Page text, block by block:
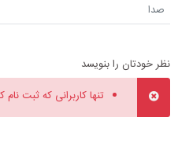
صدا
نظر خودتان را بنویسد
تنها کاربرانی که ثبت